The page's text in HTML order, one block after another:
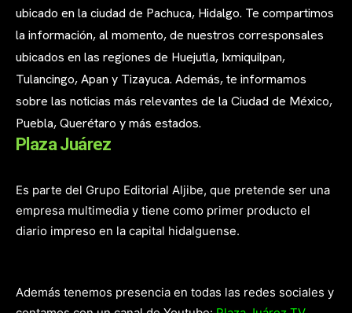
ubicado en la ciudad de Pachuca, Hidalgo. Te compartimos
la información, al momento, de nuestros corresponsales
ubicados en las regiones de Huejutla, Ixmiquilpan,
Tulancingo, Apan y Tizayuca. Además, te informamos
sobre las noticias más relevantes de la Ciudad de México,
Puebla, Querétaro y más estados.
Plaza Juárez
Es parte del Grupo Editorial Aljibe, que pretende ser una
empresa multimedia y tiene como primer producto el
diario impreso en la capital hidalguense.
Además tenemos presencia en todas las redes sociales y